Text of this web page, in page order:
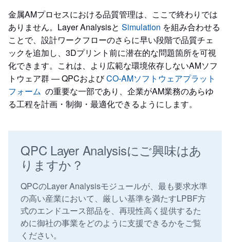
金属AMプロセスにおける品質管理は、ここで終わりでは
ありません。Layer Analysisと Simulation を組み合わせる
ことで、設計ワークフローのさらに早い段階で品質チェ
ックを追加し、3Dプリント前に潜在的な問題箇所を可視
化できます。これは、より広範な環境依存しないAMソフ
トウェア群 ― QPCおよびCO-AMソフトウェアプラット
フォーム の重要な一部であり、企業がAM業務のあらゆ
る工程を計画・制御・最適化できるようにします。
QPC Layer Analysisにご興味はあ
りますか？
QPCのLayer Analysisモジュールが、最も要求水準
の高い産業において、厳しい基準を満たすLPBF方
式のエンドユース部品を、再現性高く提供するた
めに御社の事業をどのように支援できるかをご覧
ください。